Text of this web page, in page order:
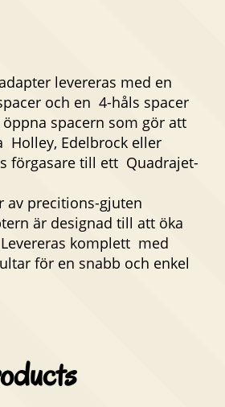
levereras med en
och en 4-håls spacer
spacern som gör att
Holley, Edelbrock eller
förgasare till ett Quadrajet-
av precitions-gjuten
är designad till att öka
komplett med
för en snabb och enkel